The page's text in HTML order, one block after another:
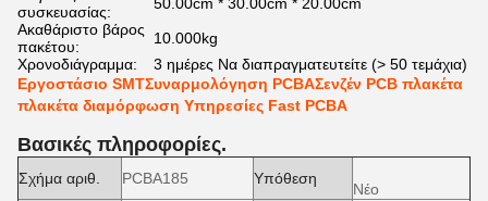
συσκευασίας:
Ακαθάριστο βάρος
πακέτου:
10.000kg
Χρονοδιάγραμμα:
3 ημέρες Να διαπραγματευτείτε (> 50 τεμάχια)
Εργοστάσιο SMTΣυναρμολόγηση PCBAΣενζέν PCB πλακέτα
πλακέτα διαμόρφωση Υπηρεσίες Fast PCBA
Βασικές πληροφορίες.
Σχήμα αριθ. PCBA185 Υπόθεση
Νέο